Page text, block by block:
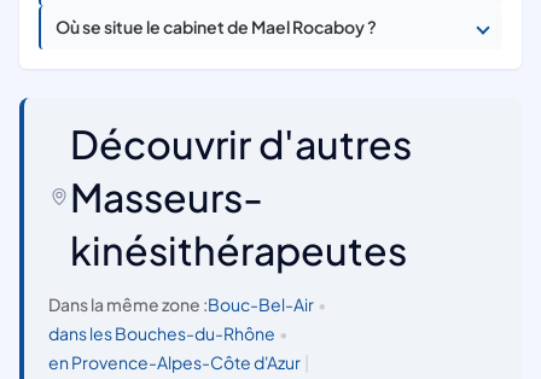
Où se situe le cabinet de Mael Rocaboy ?
Découvrir d'autres
Masseurs-
kinésithérapeutes
Dans la même zone :Bouc-Bel-Air •
dans les Bouches-du-Rhône •
en Provence-Alpes-Côte d'Azur